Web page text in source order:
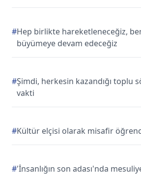
#Hep birlikte hareketleneceğiz,
büyümeye devam edeceğiz
#Şimdi, herkesin kazandığı toplu
vakti
#Kültür elçisi olarak misafir
#'İnsanlığın son adası'nda